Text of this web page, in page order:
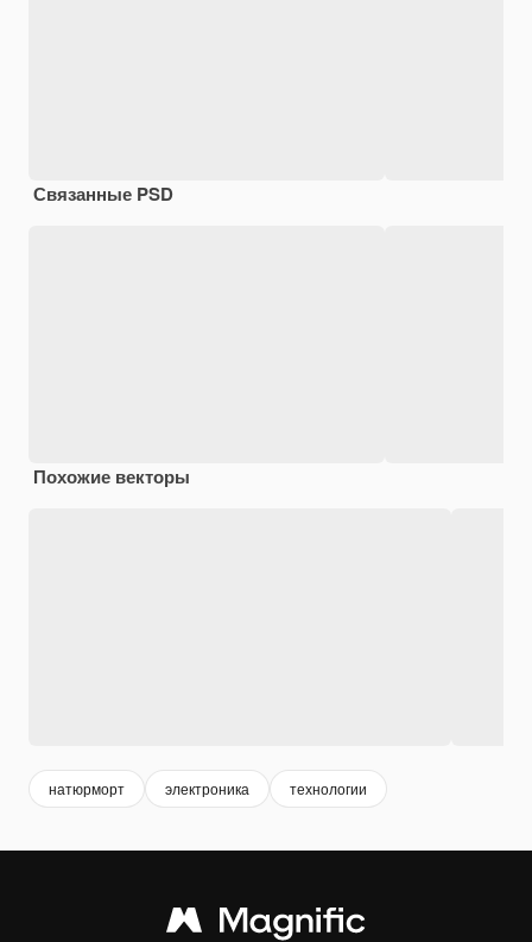
Связанные PSD
Похожие векторы
натюрморт электроника технологии